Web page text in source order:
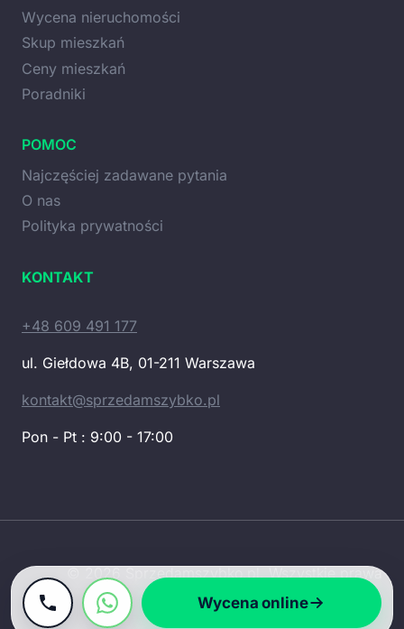
Wycena nieruchomości
Skup mieszkań
Ceny mieszkań
Poradniki
POMOC
Najczęściej zadawane pytania
O nas
Polityka prywatności
KONTAKT
+48 609 491 177
ul. Giełdowa 4B, 01-211 Warszawa
kontakt@sprzedamszybko.pl
Pon - Pt : 9:00 - 17:00
© 2026 Sprzedamszybko.pl. Wszystkie prawa
zastrzeżone.
Wycena online